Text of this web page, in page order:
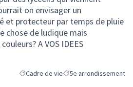
on envisager un
et protecteur par temps de pluie
chose de ludique mais
A VOS IDEES
Filtrer les résultats de la catégorie :
Cadre de vieFiltrer les résultats
5e arrondissement